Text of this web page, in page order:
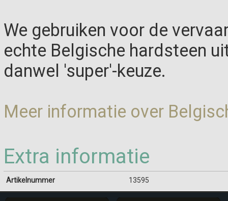
We gebruiken voor de
echte Belgische hardsteen
danwel 'super'-keuze.
Meer informatie over
Extra informatie
Artikelnummer 13595